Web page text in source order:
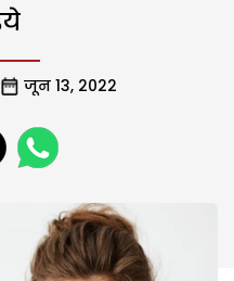
जून 13, 2022